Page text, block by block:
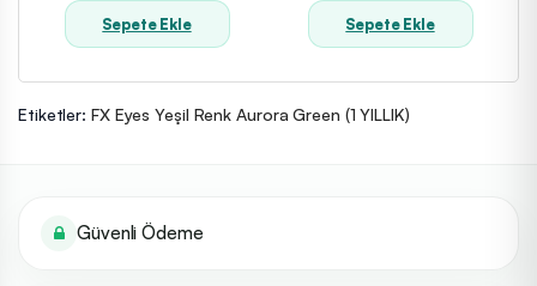
Sepete Ekle Sepete Ekle
Etiketler: FX Eyes Yeşil Renk Aurora Green (1 YILLIK)
Güvenli Ödeme